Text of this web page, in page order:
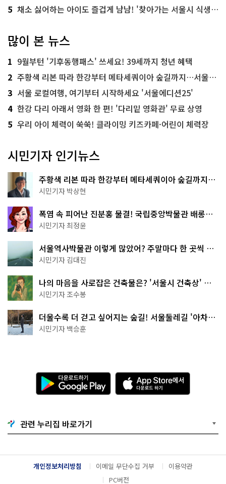
5 채소 싫어하는 아이도 즐겁게 냠냠! '찾아가는 서울시 식생활 교육' 현장
많이 본 뉴스
1 9월부턴 '기후동행패스' 쓰세요! 39세까지 청년 혜택
2 주황색 리본 따라 한강부터 메타세쿼이아 숲길까지…서울둘레길 15코스
3 서울 로컬여행, 여기부터 시작하세요 '서울에디션25'
4 한강 다리 아래서 영화 한 편! '다리밑 영화관' 무료 상영
5 우리 아이 체력이 쑥쑥! 클라이밍 키즈카페·어린이 체력장
시민기자 인기뉴스
주황색 리본 따라 한강부터 메타세쿼이아 숲길까지…
서울둘레길 15코스
시민기자 박상현
폭염 속 피어난 진분홍 물결! 국립중앙박물관 배롱나
무 명소
시민기자 최정윤
서울역사박물관 이렇게 많았어? 주말마다 한 곳씩 떠
나는 역사 산책
시민기자 김대진
나의 마음을 사로잡은 건축물은? '서울시 건축상' 수
상작 공개!
시민기자 조수봉
더울수록 더 걷고 싶어지는 숲길! 서울둘레길 '아차산
코스'
시민기자 백승훈
다
운
로
기
G
o
g
l
e
A
p
p
e
서
다
운
관련 누리집 바로가기
개인정보처리방침 이메일 무단수집 거부
이용약관
PC버전